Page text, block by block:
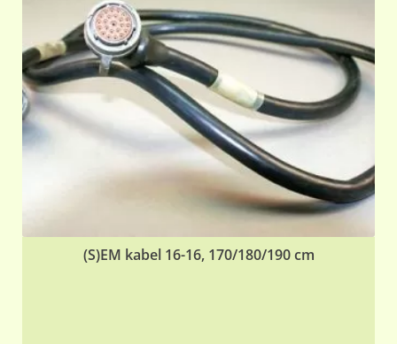
(S)EM kabel 16-16, 170/180/190 cm